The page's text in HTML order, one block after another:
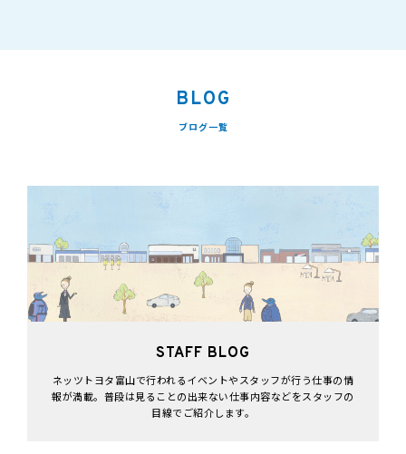
BLOG
ブログ一覧
STAFF BLOG
ネッツトヨタ富山で行われるイベントやスタッフが行う仕事の情
報が満載。普段は見ることの出来ない仕事内容などをスタッフの
目線でご紹介します。